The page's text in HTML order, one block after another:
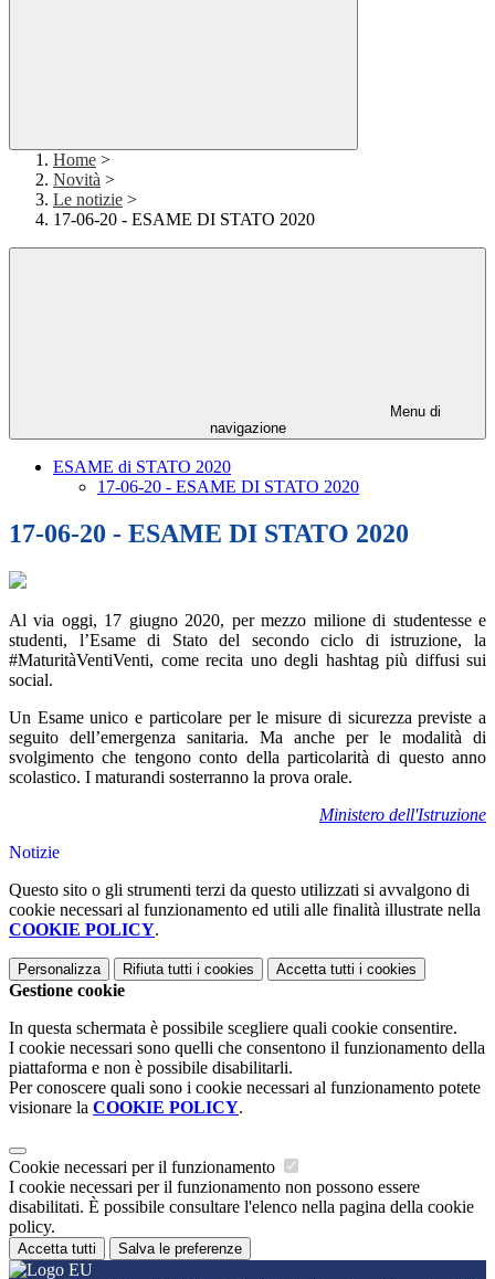
Home >
Novità >
Le notizie >
17-06-20 - ESAME DI STATO 2020
Menu di
navigazione
ESAME di STATO 2020
17-06-20 - ESAME DI STATO 2020
17-06-20 - ESAME DI STATO 2020
Al via oggi, 17 giugno 2020, per mezzo milione di studentesse e
studenti, l’Esame di Stato del secondo ciclo di istruzione, la
#MaturitàVentiVenti, come recita uno degli hashtag più diffusi sui
social.
Un Esame unico e particolare per le misure di sicurezza previste a
seguito dell’emergenza sanitaria. Ma anche per le modalità di
svolgimento che tengono conto della particolarità di questo anno
scolastico. I maturandi sosterranno la prova orale.
Ministero dell'Istruzione
Notizie
Questo sito o gli strumenti terzi da questo utilizzati si avvalgono di
cookie necessari al funzionamento ed utili alle finalità illustrate nella
COOKIE POLICY.
Personalizza Rifiuta tutti i cookies Accetta tutti i cookies
Gestione cookie
In questa schermata è possibile scegliere quali cookie consentire.
I cookie necessari sono quelli che consentono il funzionamento della
piattaforma e non è possibile disabilitarli.
Per conoscere quali sono i cookie necessari al funzionamento potete
visionare la COOKIE POLICY.
Cookie necessari per il funzionamento
I cookie necessari per il funzionamento non possono essere
disabilitati. È possibile consultare l'elenco nella pagina della cookie
policy.
Accetta tutti Salva le preferenze